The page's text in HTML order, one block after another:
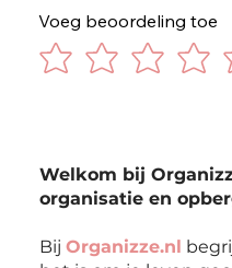
Voeg beoordeling toe
Welkom bij
organisatie en
Bij Organizze.nl